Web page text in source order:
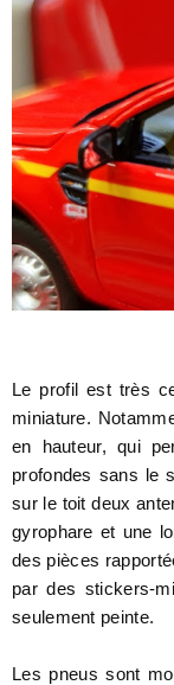
Le profil est très
miniature.
en hauteur, qui
profondes sans le
sur le toit deux
gyrophare et une
des pièces
par des stickers-
seulement peinte.
Les pneus sont